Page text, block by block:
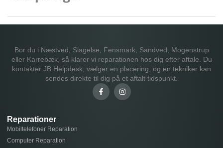
Bor du i Næstved, Slagelse, Fensmark, Sandved, Mogenstrup
eller Karrebæk, så klarer vi reparationen hos dig efter aftale. Du
kontakter JB Helpdesk, vælger en placering, og en tekniker kan
sendes direkte til dig på et aftalt tidspunkt.
Reparationer
Mobiltelefoner Reparation
Computer Reparation